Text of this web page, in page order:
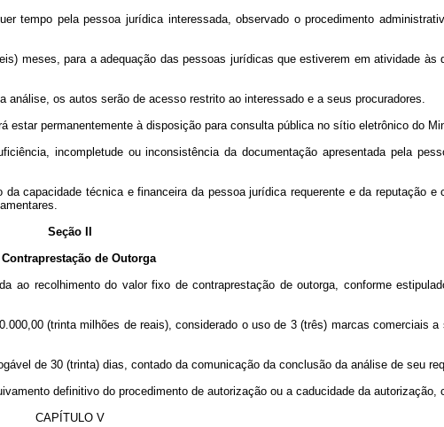
tempo pela pessoa jurídica interessada, observado o procedimento
meses, para a adequação das pessoas jurídicas que estiverem em atividade
os autos serão de acesso restrito ao interessado e a seus procuradores.
estar permanentemente à disposição para consulta pública no sítio eletrônico do
incompletude ou inconsistência da documentação apresentada pela
capacidade técnica e financeira da pessoa jurídica requerente e da reputação e
Seção II
Contraprestação de Outorga
recolhimento do valor fixo de contraprestação de outorga, conforme
(trinta milhões de reais), considerado o uso de 3 (três) marcas comerciais
de 30 (trinta) dias, contado da comunicação da conclusão da análise de seu
definitivo do procedimento de autorização ou a caducidade da autorização,
CAPÍTULO V